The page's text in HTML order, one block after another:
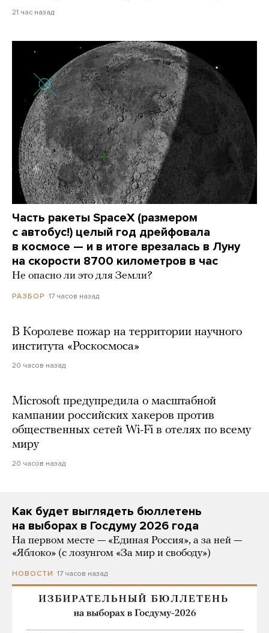
21 час назад
Часть ракеты SpaceX (размером
с автобус!) целый год дрейфовала
в космосе — и в итоге врезалась в Луну
на скорости 8700 километров в час
Не опасно ли это для Земли?
РАЗБОР 17 часов назад
В Королеве пожар на территории научного
института «Роскосмоса»
20 часов назад
Microsoft предупредила о масштабной
кампании российских хакеров против
общественных сетей Wi-Fi в отелях по всему
миру
20 часов назад
Как будет выглядеть бюллетень
на выборах в Госдуму 2026 года
На первом месте — «Единая Россия», а за ней —
«Яблоко» (с лозунгом «За мир и свободу»)
НОВОСТИ 17 часов назад